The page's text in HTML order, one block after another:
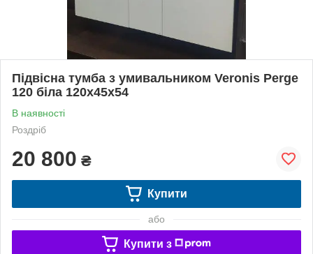
Підвісна тумба з умивальником Veronis Perge
120 біла 120х45х54
В наявності
Роздріб
20 800 ₴
Купити
або
Купити з